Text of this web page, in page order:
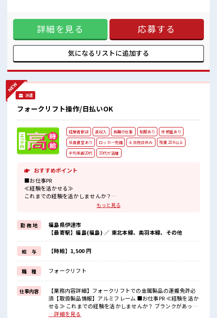
のんびりスマホチェック♪
持ち物が多いあなたにもぴったり☆
ロッカー付き職場♪
残業がしっかりあるお仕事！
確実性が求められます。モノづくりの企業です。 ■お仕事PR
≪経験者活躍中≫ これまでの経験を活かしませんか？ ブラン
クがあっても大丈夫♪ 経験はちょっとだけ…という方もOK！
≪稼ぎたい人向け≫ 高収入を希望される方にオススメ。 残業
は月20時間以上あります♪ ≪土日祝休のお仕事≫ 家族や友人
と一緒にプライベート満喫！ ≪ラクラク制服アリ≫ 制服があ
探せる≫ 困った事などがあれば、 担当がしっかりサポートし
ます！ ■職場の雰囲気 活気あふれる20代活躍中の職場です☆
あるお仕事！
詳細を見る 応募する
気になるリストに追加する
派遣
フォークリフト操作/日払いOK
経験者歓迎 高収入 長期の仕事 制服あり
休憩室あり
社員食堂あり
ロッカー完備 土日祝日休み
残業 20H以上
平均年齢20代
30代が活躍
おすすめポイント
■お仕事PR
≪経験を活かせる≫
これまでの経験を活かしませんか？
≪残業で収入アップ≫
高収入を希望される方にオススメ。
残業は月20時間以上あります♪
≪土日祝休のお仕事≫
家族や友人と一緒にプライベート満喫！
≪動きやすい制服アリ≫
制服があるので、
毎日の服装の悩み解消♪
≪自分に向いている仕事が探せる≫
困った事などがあれば、
担当がしっかりサポートします！
■職場の雰囲気
もっと見る
勤 務 地
福島県伊達市
【最寄駅】福島(福島) ／ 東北本線、奥羽本線、その他
給 与 【時給】1,500 円
職 種 フォークリフト
仕事内容
【業務内容詳細】フォークリフトでの金属製品の運搬免許必
須【取扱製品情報】アルミフレーム ■お仕事PR ≪経験を活か
せる≫ これまでの経験を活かしませんか？ ブランクがあって
も大丈夫♪ 経験はちょっとだけ…という方もOK！ ≪残業で
…詳細を見る